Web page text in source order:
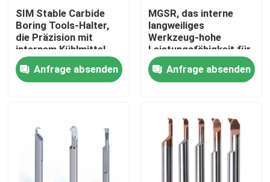
Startseite
Produkte
VR Show
Fabrik Tour
SIM Stable Carbide
Boring Tools-Halter,
die Präzision mit
internem Kühlmittel
zuschließen
Anfrage absenden
MGSR, das interne
langweiliges
Werkzeug-hohe
Leistungsfähigkeit für
Mini-Drehendrehbank
CNC fugt
Anfrage absenden